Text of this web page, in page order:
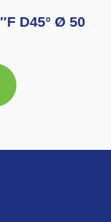
D45° Ø 50